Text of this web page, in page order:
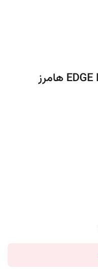
گلاس آینومر کف بندی EDGE LINE هامرز